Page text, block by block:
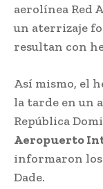
aerolínea Red
un aterrizaje
resultan con
Así mismo, el
la tarde en un
República
Aeropuerto
informaron los
Dade.